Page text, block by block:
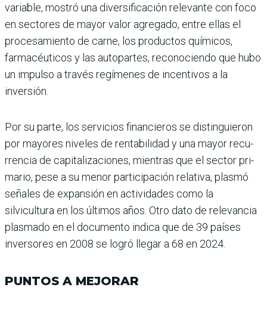
variable, mostró una diversificación relevante con foco
en secto­res de mayor valor agregado, entre ellas el
procesamiento de carne, los productos quí­micos,
farmacéuticos y las autopartes, reconociendo que hubo
un impulso a tra­vés regímenes de incentivos a la
inversión.
Por su parte, los servicios financieros se distinguieron
por mayores niveles de ren­tabilidad y una mayor recu­
rrencia de capitalizaciones, mientras que el sector pri­
mario, pese a su menor par­ticipación relativa, plasmó
señales de expansión en acti­vidades como la
silvicultura en los últimos años. Otro dato de relevancia
plasmado en el documento indica que de 39 países
inversores en 2008 se logró llegar a 68 en 2024.
PUNTOS A MEJORAR